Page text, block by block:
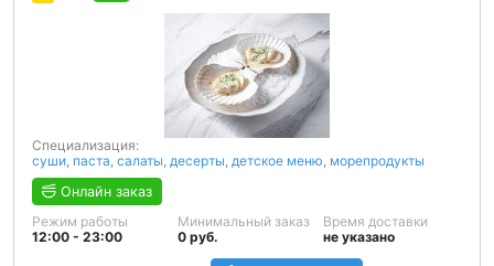
Специализация:
суши, паста, салаты, десерты, детское меню, морепродукты
Онлайн заказ
Режим работы
12:00 - 23:00
Минимальный заказ
0 руб.
Время доставки
не указано